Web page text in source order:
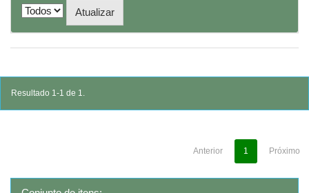
Resultado 1-1 de 1.
Anterior 1 Próximo